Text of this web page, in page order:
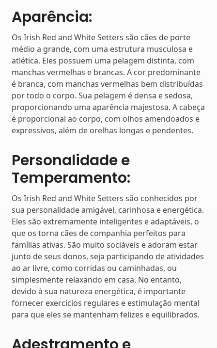
Aparência:
Os Irish Red and White Setters são cães de porte
médio a grande, com uma estrutura musculosa e
atlética. Eles possuem uma pelagem distinta, com
manchas vermelhas e brancas. A cor predominante
é branca, com manchas vermelhas bem distribuídas
por todo o corpo. Sua pelagem é densa e sedosa,
proporcionando uma aparência majestosa. A cabeça
é proporcional ao corpo, com olhos amendoados e
expressivos, além de orelhas longas e pendentes.
Personalidade e
Temperamento:
Os Irish Red and White Setters são conhecidos por
sua personalidade amigável, carinhosa e energética.
Eles são extremamente inteligentes e adaptáveis, o
que os torna cães de companhia perfeitos para
famílias ativas. São muito sociáveis e adoram estar
junto de seus donos, seja participando de atividades
ao ar livre, como corridas ou caminhadas, ou
simplesmente relaxando em casa. No entanto,
devido à sua natureza energética, é importante
fornecer exercícios regulares e estimulação mental
para que eles se mantenham felizes e equilibrados.